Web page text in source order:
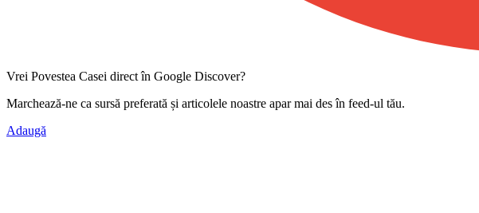
Vrei Povestea Casei direct în Google Discover?
Marchează-ne ca sursă preferată și articolele noastre apar mai des în feed-ul tău.
Adaugă